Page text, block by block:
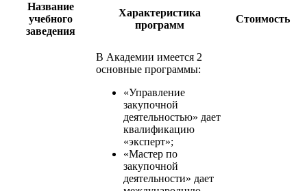
Название
учебного
заведения
Характеристика
программ
Стоимость
В Академии имеется 2
основные программы:
«Управление
закупочной
деятельностью» дает
квалификацию
«эксперт»;
«Мастер по
закупочной
деятельности» дает